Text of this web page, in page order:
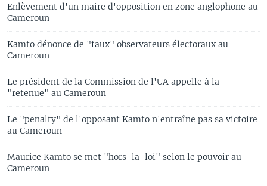
Enlèvement d'un maire d'opposition en zone anglophone au
Cameroun
Kamto dénonce de "faux" observateurs électoraux au
Cameroun
Le président de la Commission de l'UA appelle à la
"retenue" au Cameroun
Le "penalty" de l'opposant Kamto n'entraîne pas sa victoire
au Cameroun
Maurice Kamto se met "hors-la-loi" selon le pouvoir au
Cameroun